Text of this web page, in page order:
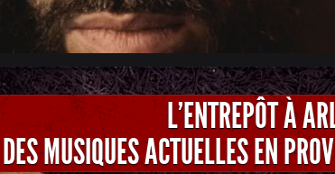
L'ENTREPÔT À
DES MUSIQUES ACTUELLES EN